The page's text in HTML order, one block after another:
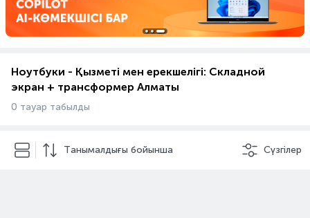
Ноутбуки - Қызметі мен ерекшелігі: Складной
экран + трансформер Алматы
0 тауар табылды
Танымалдығы бойынша Сүзгілер